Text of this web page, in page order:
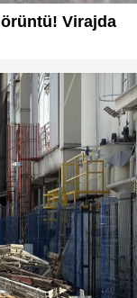
Virajda